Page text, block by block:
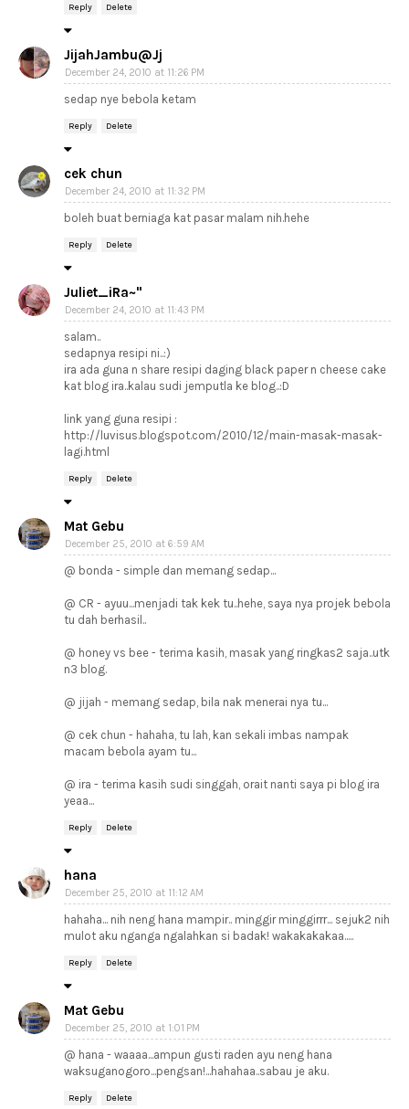
Reply Delete
JijahJambu@Jj
December 24, 2010 at 11:26 PM
sedap nye bebola ketam
Reply Delete
cek chun
December 24, 2010 at 11:32 PM
boleh buat berniaga kat pasar malam nih.hehe
Reply Delete
Juliet_iRa~"
December 24, 2010 at 11:43 PM
salam..
sedapnya resipi ni..:)
ira ada guna n share resipi daging black paper n cheese cake
kat blog ira..kalau sudi jemputla ke blog..:D
link yang guna resipi :
http://luvisus.blogspot.com/2010/12/main-masak-masak-
lagi.html
Reply Delete
Mat Gebu
December 25, 2010 at 6:59 AM
@ bonda - simple dan memang sedap...
@ CR - ayuu...menjadi tak kek tu..hehe, saya nya projek bebola
tu dah berhasil..
@ honey vs bee - terima kasih, masak yang ringkas2 saja..utk
n3 blog.
@ jijah - memang sedap, bila nak menerai nya tu...
@ cek chun - hahaha, tu lah, kan sekali imbas nampak
macam bebola ayam tu...
@ ira - terima kasih sudi singgah, orait nanti saya pi blog ira
yeaa...
Reply Delete
hana
December 25, 2010 at 11:12 AM
hahaha... nih neng hana mampir.. minggir minggirrr... sejuk2 nih
mulot aku nganga ngalahkan si badak! wakakakakaa.....
Reply Delete
Mat Gebu
December 25, 2010 at 1:01 PM
@ hana - waaaa...ampun gusti raden ayu neng hana
waksuganogoro...pengsan!...hahahaa..sabau je aku.
Reply Delete